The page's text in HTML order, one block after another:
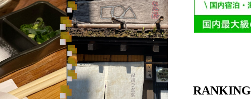
RANKING